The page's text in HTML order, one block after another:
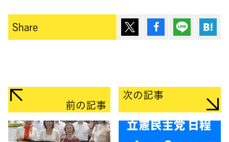
Share ポスト シェア Lineで送
前の記事
次の記事